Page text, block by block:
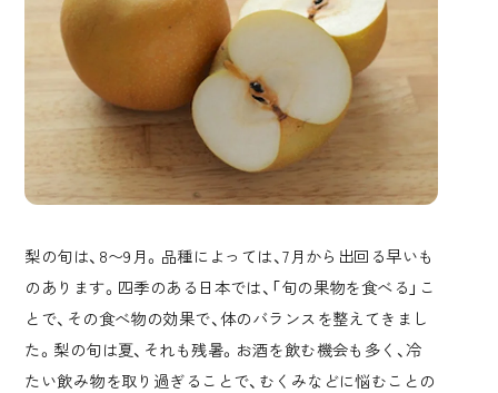
梨の旬は、8〜9月。品種によっては、7月から出回る早いも
のあります。四季のある日本では、「旬の果物を食べる」こ
とで、その食べ物の効果で、体のバランスを整えてきまし
た。梨の旬は夏、それも残暑。お酒を飲む機会も多く、冷
たい飲み物を取り過ぎることで、むくみなどに悩むことの